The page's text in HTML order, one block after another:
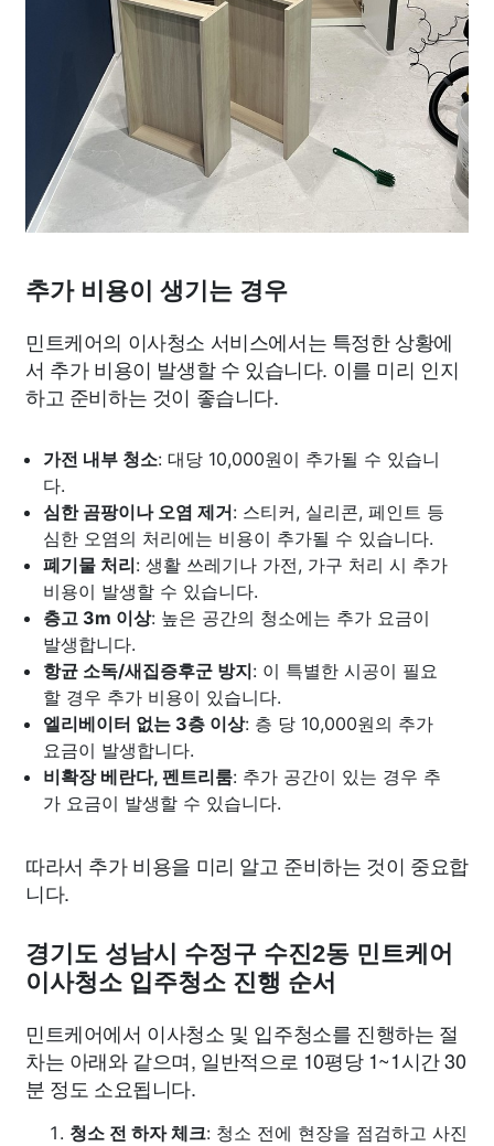
추가 비용이 생기는 경우
민트케어의 이사청소 서비스에서는 특정한 상황에
서 추가 비용이 발생할 수 있습니다. 이를 미리 인지
하고 준비하는 것이 좋습니다.
가전 내부 청소: 대당 10,000원이 추가될 수 있습니
다.
심한 곰팡이나 오염 제거: 스티커, 실리콘, 페인트 등
심한 오염의 처리에는 비용이 추가될 수 있습니다.
폐기물 처리: 생활 쓰레기나 가전, 가구 처리 시 추가
비용이 발생할 수 있습니다.
층고 3m 이상: 높은 공간의 청소에는 추가 요금이
발생합니다.
항균 소독/새집증후군 방지: 이 특별한 시공이 필요
할 경우 추가 비용이 있습니다.
엘리베이터 없는 3층 이상: 층 당 10,000원의 추가
요금이 발생합니다.
비확장 베란다, 펜트리룸: 추가 공간이 있는 경우 추
가 요금이 발생할 수 있습니다.
따라서 추가 비용을 미리 알고 준비하는 것이 중요합
니다.
경기도 성남시 수정구 수진2동 민트케어
이사청소 입주청소 진행 순서
민트케어에서 이사청소 및 입주청소를 진행하는 절
차는 아래와 같으며, 일반적으로 10평당 1~1시간 30
분 정도 소요됩니다.
청소 전 하자 체크: 청소 전에 현장을 점검하고 사진